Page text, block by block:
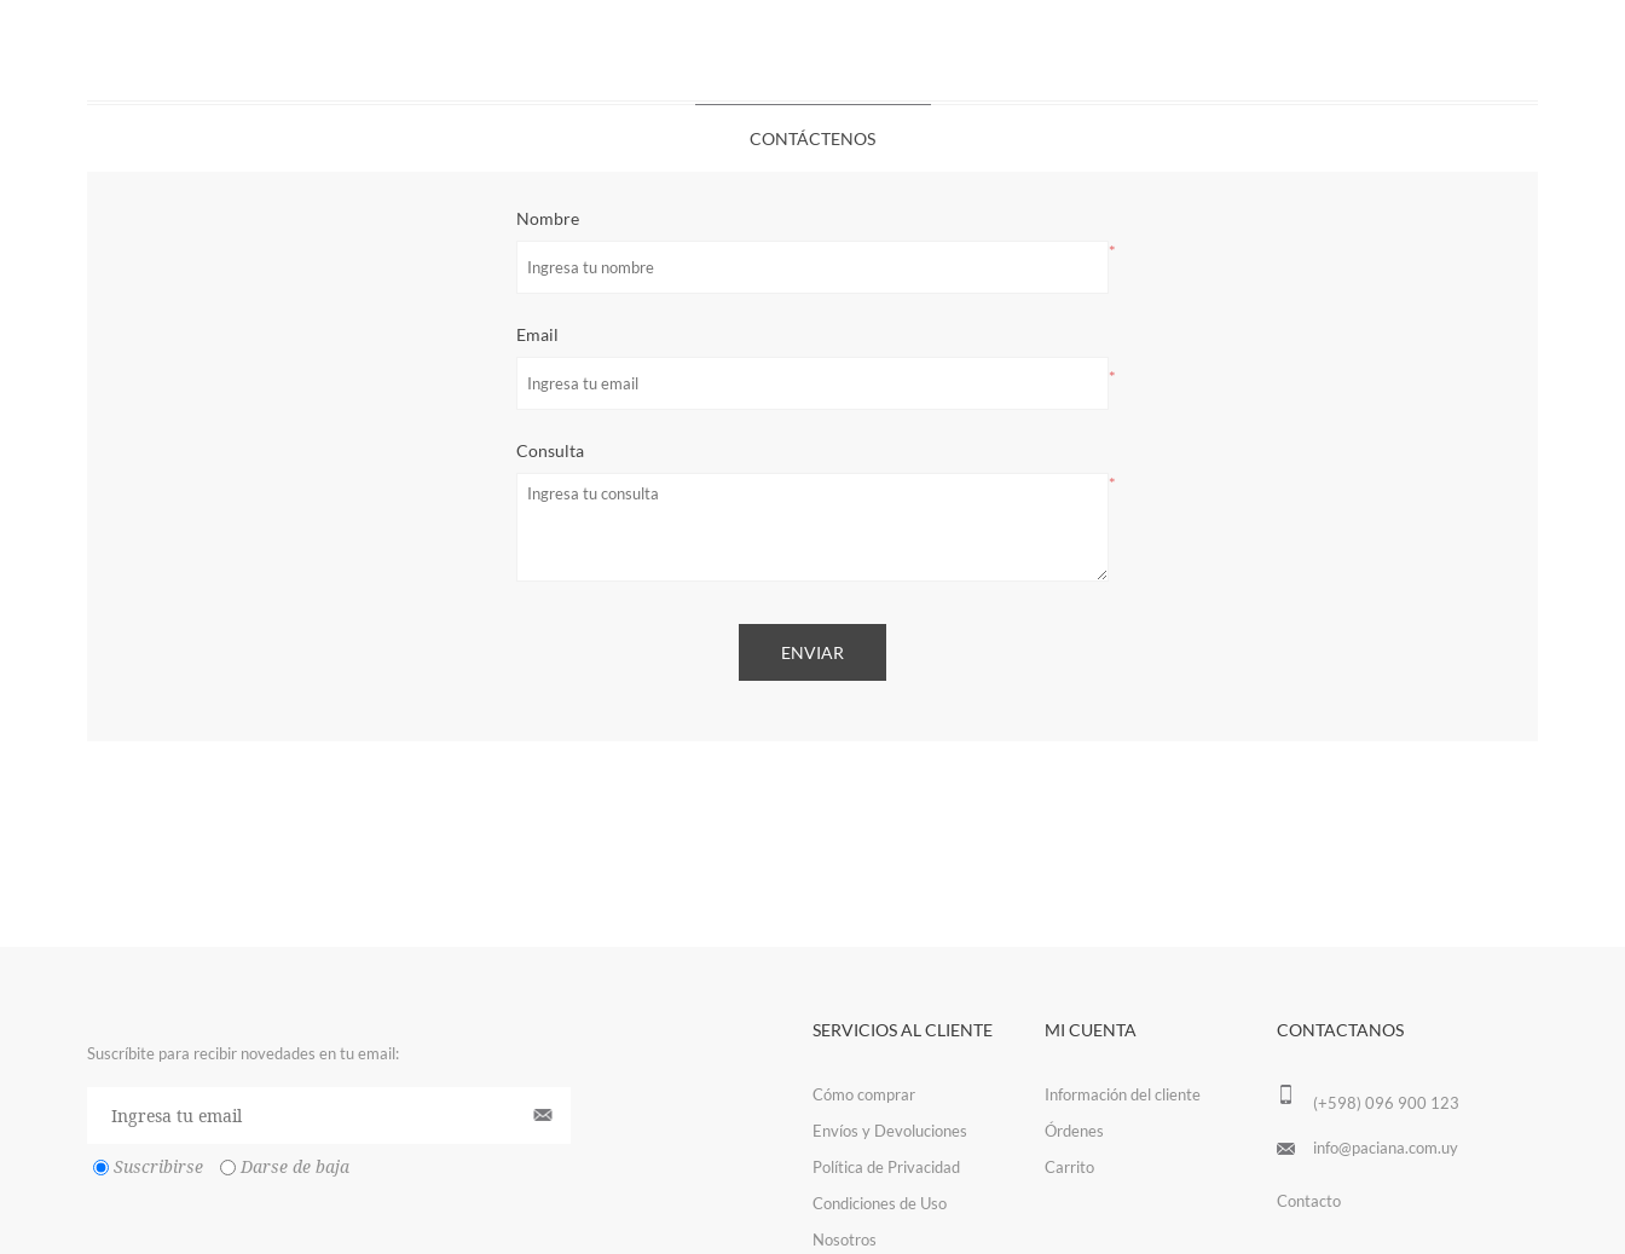
CONTÁCTENOS
Nombre
*
Email
*
Consulta
*
Suscríbite para recibir novedades en tu email:
Suscribirse Darse de baja
SERVICIOS AL CLIENTE
Cómo comprar
Envíos y Devoluciones
Política de Privacidad
Condiciones de Uso
Nosotros
MI CUENTA
Información del cliente
Órdenes
Carrito
CONTACTANOS
(+598) 096 900 123
info@paciana.com.uy
Contacto